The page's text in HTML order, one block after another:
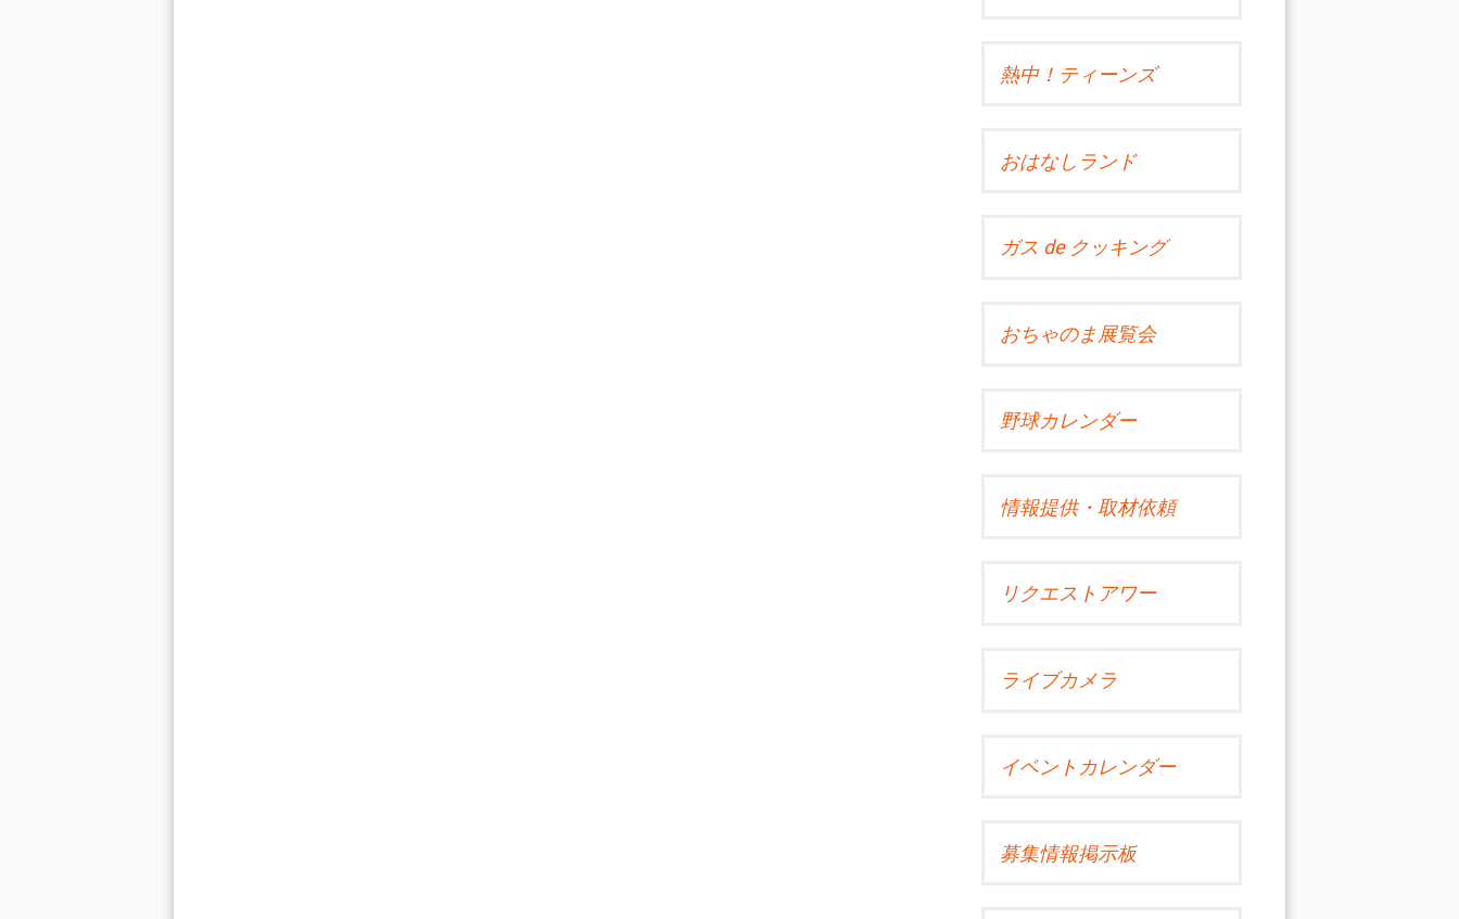
熱中！ティーンズ
おはなしランド
ガス de クッキング
おちゃのま展覧会
野球カレンダー
情報提供・取材依頼
リクエストアワー
ライブカメラ
イベントカレンダー
募集情報掲示板